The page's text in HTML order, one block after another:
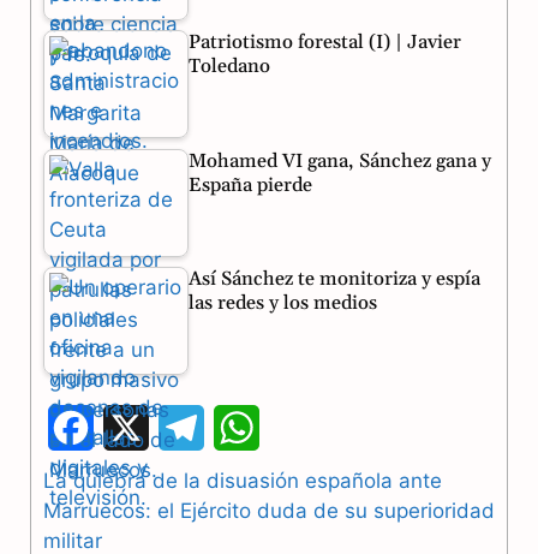
Patriotismo forestal (I) | Javier
Toledano
Mohamed VI gana, Sánchez gana y
España pierde
Así Sánchez te monitoriza y espía
las redes y los medios
F
a
c
X
e
l
h
a
La quiebra de la disuasión española ante
Marruecos: el Ejército duda de su superioridad
militar